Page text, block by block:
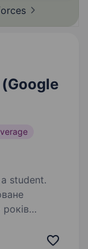
student.